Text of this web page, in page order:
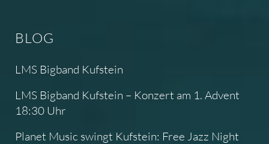
BLOG
LMS Bigband Kufstein
LMS Bigband Kufstein – Konzert am 1. Advent
18:30 Uhr
Planet Music swingt Kufstein: Free Jazz Night